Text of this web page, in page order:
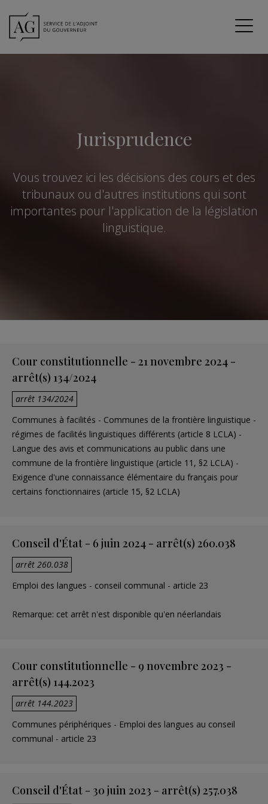
Jurisprudence
Vous trouvez ici les décisions des cours et des
tribunaux ou d'autres institutions qui sont
importantes pour l'application de la législation
linguistique.
Cour constitutionnelle - 21 novembre 2024 -
arrêt(s) 134/2024
arrêt 134/2024
Communes à facilités - Communes de la frontière linguistique -
régimes de facilités linguistiques différents (article 8 LCLA) -
Langue des avis et communications au public dans une
commune de la frontière linguistique (article 11, §2 LCLA) -
Exigence d'une connaissance élémentaire du français pour
certains fonctionnaires (article 15, §2 LCLA)
Conseil d'État - 6 juin 2024 - arrêt(s) 260.038
arrêt 260.038
Emploi des langues - conseil communal - article 23
Remarque: cet arrêt n'est disponible qu'en néerlandais
Cour constitutionnelle - 9 novembre 2023 -
arrêt(s) 144.2023
arrêt 144.2023
Communes périphériques - Emploi des langues au conseil
communal - article 23
Conseil d'État - 30 juin 2023 - arrêt(s) 257.038